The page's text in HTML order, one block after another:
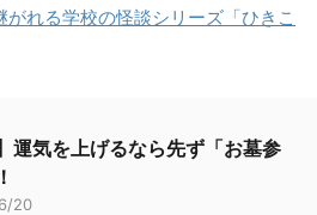
れる学校の怪談シリーズ「ひきこ
運気を上げるなら先ず「お墓参
20